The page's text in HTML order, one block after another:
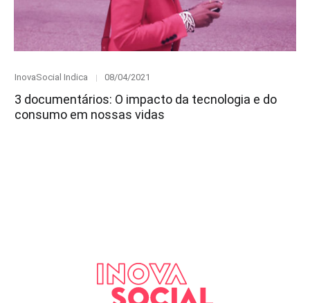
Category
InovaSocial Indica
Posted
08/04/2021
3 documentários: O impacto da tecnologia e do
consumo em nossas vidas